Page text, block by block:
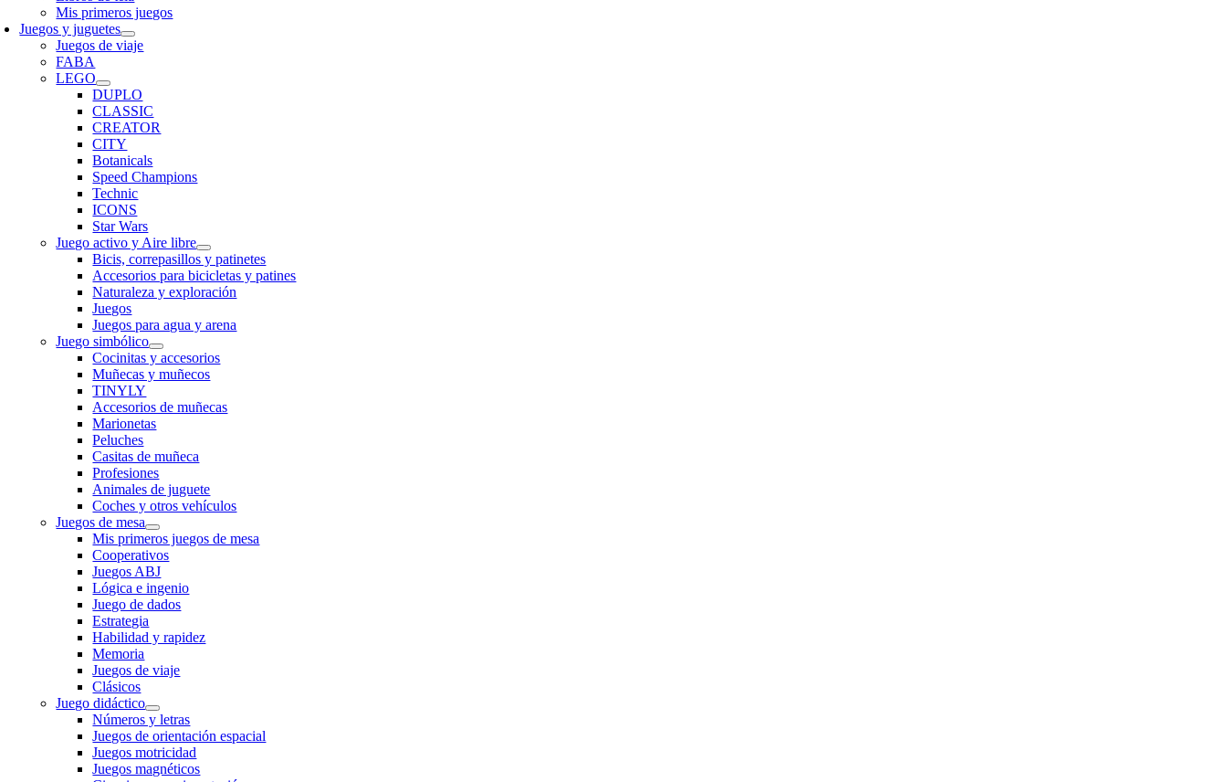
Mis primeros juegos
Juegos y juguetes
Juegos de viaje
FABA
LEGO
DUPLO
CLASSIC
CREATOR
CITY
Botanicals
Speed Champions
Technic
ICONS
Star Wars
Juego activo y Aire libre
Bicis, correpasillos y patinetes
Accesorios para bicicletas y patines
Naturaleza y exploración
Juegos
Juegos para agua y arena
Juego simbólico
Cocinitas y accesorios
Muñecas y muñecos
TINYLY
Accesorios de muñecas
Marionetas
Peluches
Casitas de muñeca
Profesiones
Animales de juguete
Coches y otros vehículos
Juegos de mesa
Mis primeros juegos de mesa
Cooperativos
Juegos ABJ
Lógica e ingenio
Juego de dados
Estrategia
Habilidad y rapidez
Memoria
Juegos de viaje
Clásicos
Juego didáctico
Números y letras
Juegos de orientación espacial
Juegos motricidad
Juegos magnéticos